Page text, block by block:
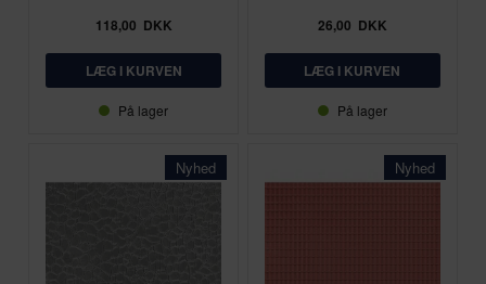
118,00 DKK
På lager
26,00 DKK
På lager
Nyhed Nyhed